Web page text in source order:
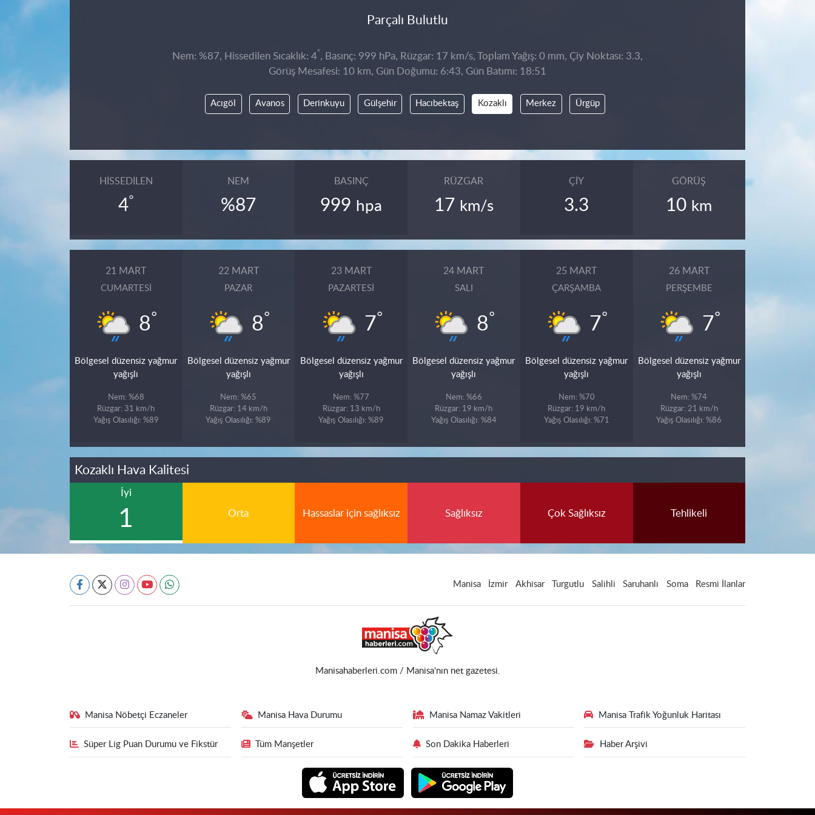
Parçalı Bulutlu
Nem: %87, Hissedilen Sıcaklık: 4°, Basınç: 999 hPa, Rüzgar: 17 km/s, Toplam Yağış: 0 mm, Çiy Noktası: 3.3,
Görüş Mesafesi: 10 km, Gün Doğumu: 6:43, Gün Batımı: 18:51
Acıgöl Avanos Derinkuyu Gülşehir Hacıbektaş Kozaklı Merkez Ürgüp
HISSEDILEN
4°
NEM
%87
BASINÇ
999 hpa
RÜZGAR
17 km/s
ÇIY
3.3
GÖRÜŞ
10 km
21 MART
CUMARTESI
8°
Bölgesel düzensiz yağmur
yağışlı
Nem: %68
Rüzgar: 31 km/h
Yağış Olasılığı: %89
22 MART
PAZAR
8°
Bölgesel düzensiz yağmur
yağışlı
Nem: %65
Rüzgar: 14 km/h
Yağış Olasılığı: %89
23 MART
PAZARTESI
7°
Bölgesel düzensiz yağmur
yağışlı
Nem: %77
Rüzgar: 13 km/h
Yağış Olasılığı: %89
24 MART
SALI
8°
Bölgesel düzensiz yağmur
yağışlı
Nem: %66
Rüzgar: 19 km/h
Yağış Olasılığı: %84
25 MART
ÇARŞAMBA
7°
Bölgesel düzensiz yağmur
yağışlı
Nem: %70
Rüzgar: 19 km/h
Yağış Olasılığı: %71
26 MART
PERŞEMBE
7°
Bölgesel düzensiz yağmur
yağışlı
Nem: %74
Rüzgar: 21 km/h
Yağış Olasılığı: %86
Kozaklı Hava Kalitesi
İyi
1 Orta Hassaslar için sağlıksız Sağlıksız Çok Sağlıksız Tehlikeli
Manisa İzmir Akhisar Turgutlu Salihli Saruhanlı Soma Resmi İlanlar
Manisahaberleri.com / Manisa'nın net gazetesi.
Manisa Nöbetçi Eczaneler Manisa Hava Durumu Manisa Namaz Vakitleri Manisa Trafik Yoğunluk Haritası
Süper Lig Puan Durumu ve Fikstür Tüm Manşetler Son Dakika Haberleri Haber Arşivi